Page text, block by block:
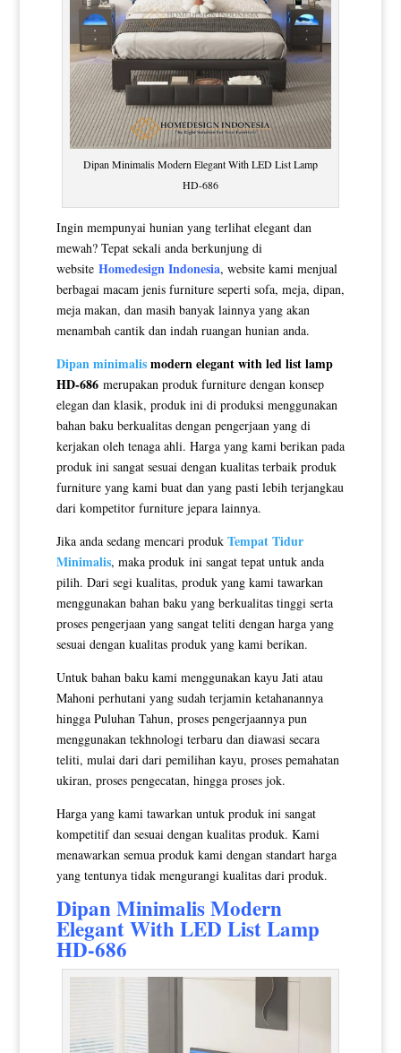
Dipan Minimalis Modern Elegant With LED List Lamp
HD-686
Ingin mempunyai hunian yang terlihat elegant dan
mewah? Tepat sekali anda berkunjung di
website Homedesign Indonesia, website kami menjual
berbagai macam jenis furniture seperti sofa, meja, dipan,
meja makan, dan masih banyak lainnya yang akan
menambah cantik dan indah ruangan hunian anda.
Dipan minimalismodern elegant with led list lamp
HD-686merupakan produk furniture dengan konsep
elegan dan klasik, produk ini di produksi menggunakan
bahan baku berkualitas dengan pengerjaan yang di
kerjakan oleh tenaga ahli. Harga yang kami berikan pada
produk ini sangat sesuai dengan kualitas terbaik produk
furniture yang kami buat dan yang pasti lebih terjangkau
dari kompetitor furniture jepara lainnya.
Jika anda sedang mencari produk Tempat Tidur
Minimalis, maka produk ini sangat tepat untuk anda
pilih. Dari segi kualitas, produk yang kami tawarkan
menggunakan bahan baku yang berkualitas tinggi serta
proses pengerjaan yang sangat teliti dengan harga yang
sesuai dengan kualitas produk yang kami berikan.
Untuk bahan baku kami menggunakan kayu Jati atau
Mahoni perhutani yang sudah terjamin ketahanannya
hingga Puluhan Tahun, proses pengerjaannya pun
menggunakan tekhnologi terbaru dan diawasi secara
teliti, mulai dari dari pemilihan kayu, proses pemahatan
ukiran, proses pengecatan, hingga proses jok.
Harga yang kami tawarkan untuk produk ini sangat
kompetitif dan sesuai dengan kualitas produk. Kami
menawarkan semua produk kami dengan standart harga
yang tentunya tidak mengurangi kualitas dari produk.
Dipan MinimalisModern
Elegant With LED List Lamp
HD-686